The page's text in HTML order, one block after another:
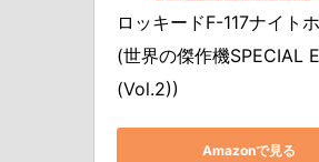
ロッキードF-117ナイト
(世界の傑作機SPECIAL
(Vol.2))
Amazonで見る